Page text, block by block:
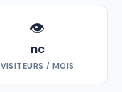
👁
nc
VISITEURS / MOIS